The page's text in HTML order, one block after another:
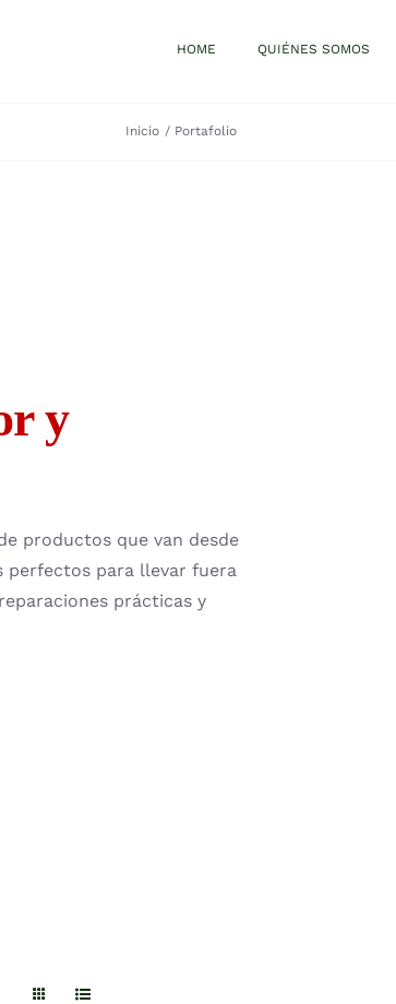
HOME QUIÉNES SOMOS
Inicio Portafolio
y
productos que van desde
perfectos para llevar fuera
prácticas y